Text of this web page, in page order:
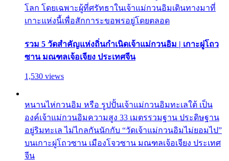
โลก โดยเฉพาะผู้ที่ศรัทธาในเจ้าแม่กวนอิมเดินทางมาที่
เกาะแห่งนี้เพื่อสักการะขอพรอยู่โดยตลอด
รวม 5 วัดสำคัญแห่งถิ่นกำเนิดเจ้าแม่กวนอิม | เกาะผู่โถว
ซาน มณฑลเจ้อเจียง ประเทศจีน
1,530 views
หนานไห่กวนอิม หรือ รูปปั้นเจ้าแม่กวนอิมทะเลใต้ เป็น
องค์เจ้าแม่กวนอิมความสูง 33 เมตรรวมฐาน ประดิษฐาน
อยู่ริมทะเล ไม่ไกลกันนักกับ “วัดเจ้าแม่กวนอิมไม่ยอมไป”
บนเกาะผู่โถวซาน เมืองโจวซาน มณฑลเจ้อเจียง ประเทศ
จีน